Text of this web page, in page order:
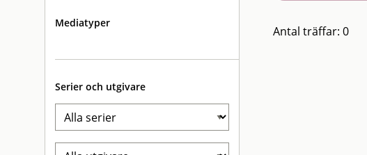
Mediatyper
Serier och utgivare
Antal träffar: 0